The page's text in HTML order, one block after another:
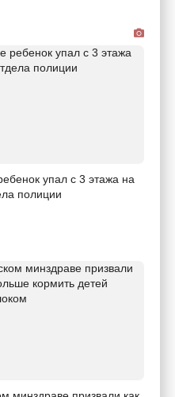
упал с 3 этажа на
полиции